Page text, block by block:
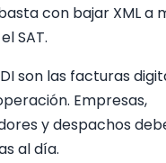
con bajar XML a
SAT.
son las facturas
Empresas,
y despachos
al día.